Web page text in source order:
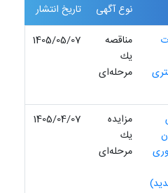
نوع آگهی
تاریخ انتشار
مناقصه
یك
مرحله‌ای
1405/05/07
مزایده
یك
مرحله‌ای
1405/04/07